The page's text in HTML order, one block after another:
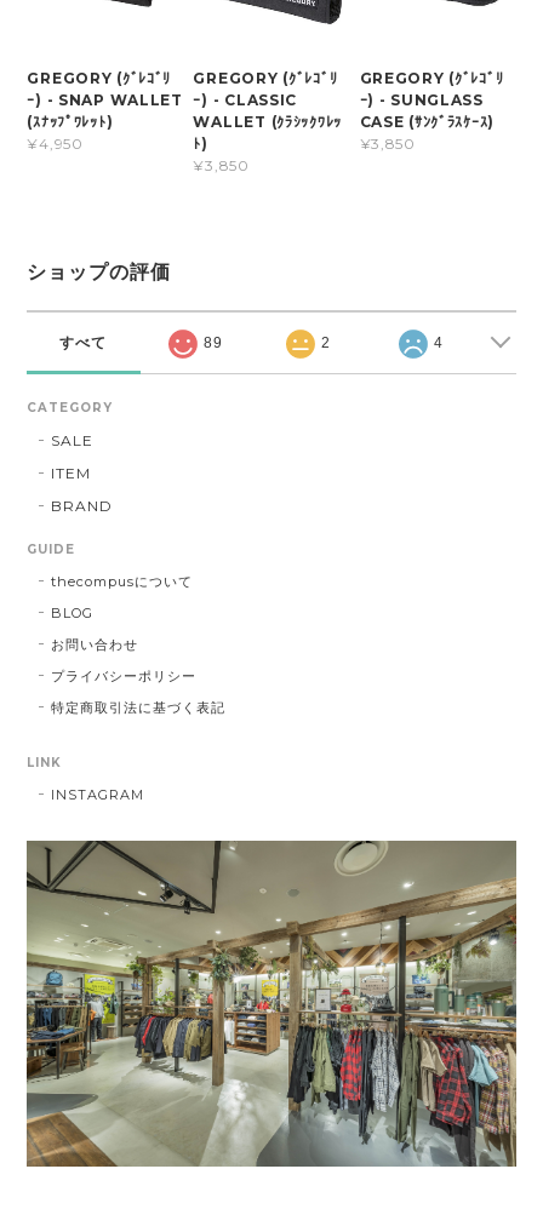
GREGORY (ｸﾞﾚｺﾞﾘ
ｰ) - SNAP WALLET
(ｽﾅｯﾌﾟﾜﾚｯﾄ)
¥4,950
GREGORY (ｸﾞﾚｺﾞﾘ
ｰ) - CLASSIC
WALLET (ｸﾗｼｯｸﾜﾚｯ
ﾄ)
¥3,850
GREGORY (ｸﾞﾚｺﾞﾘ
ｰ) - SUNGLASS
CASE (ｻﾝｸﾞﾗｽｹｰｽ)
¥3,850
ショップの評価
すべて 89 2 4
CATEGORY
SALE
ITEM
BRAND
GUIDE
thecompusについて
BLOG
お問い合わせ
プライバシーポリシー
特定商取引法に基づく表記
LINK
INSTAGRAM